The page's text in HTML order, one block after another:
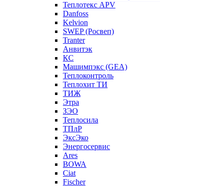
Теплотекс APV
Danfoss
Kelvion
SWEP (Росвеп)
Tranter
Анвитэк
КС
Машимпэкс (GEA)
Теплоконтроль
Теплохит ТИ
ТИЖ
Этра
ЗЭО
Теплосила
ТПлР
ЭксЭко
Энергосервис
Ares
BOWA
Ciat
Fischer